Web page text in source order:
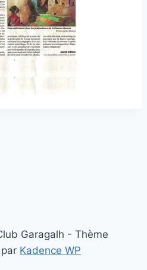
Garagalh - Thème
Kadence WP